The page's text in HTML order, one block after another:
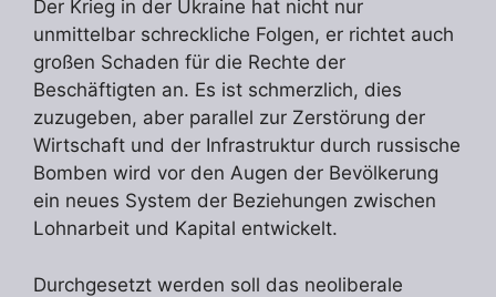
Der Krieg in der Ukraine hat nicht nur
unmittelbar schreckliche Folgen, er richtet auch
großen Schaden für die Rechte der
Beschäftigten an. Es ist schmerzlich, dies
zuzugeben, aber parallel zur Zerstörung der
Wirtschaft und der Infrastruktur durch russische
Bomben wird vor den Augen der Bevölkerung
ein neues System der Beziehungen zwischen
Lohnarbeit und Kapital entwickelt.
Durchgesetzt werden soll das neoliberale